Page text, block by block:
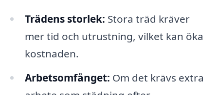
Trädens storlek: Stora träd kräver
mer tid och utrustning, vilket kan öka
kostnaden.
Arbetsomfånget: Om det krävs extra